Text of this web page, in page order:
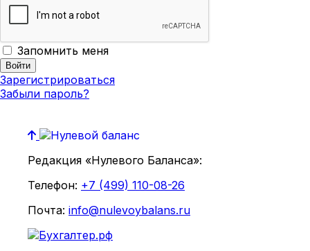
Запомнить меня
Зарегистрироваться
Забыли пароль?
Редакция «Нулевого Баланса»:
Телефон: +7 (499) 110-08-26
Почта: info@nulevoybalans.ru